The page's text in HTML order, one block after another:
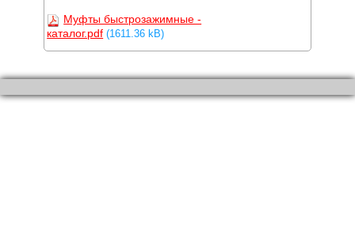
Муфты быстрозажимные -
каталог.pdf (1611.36 kB)